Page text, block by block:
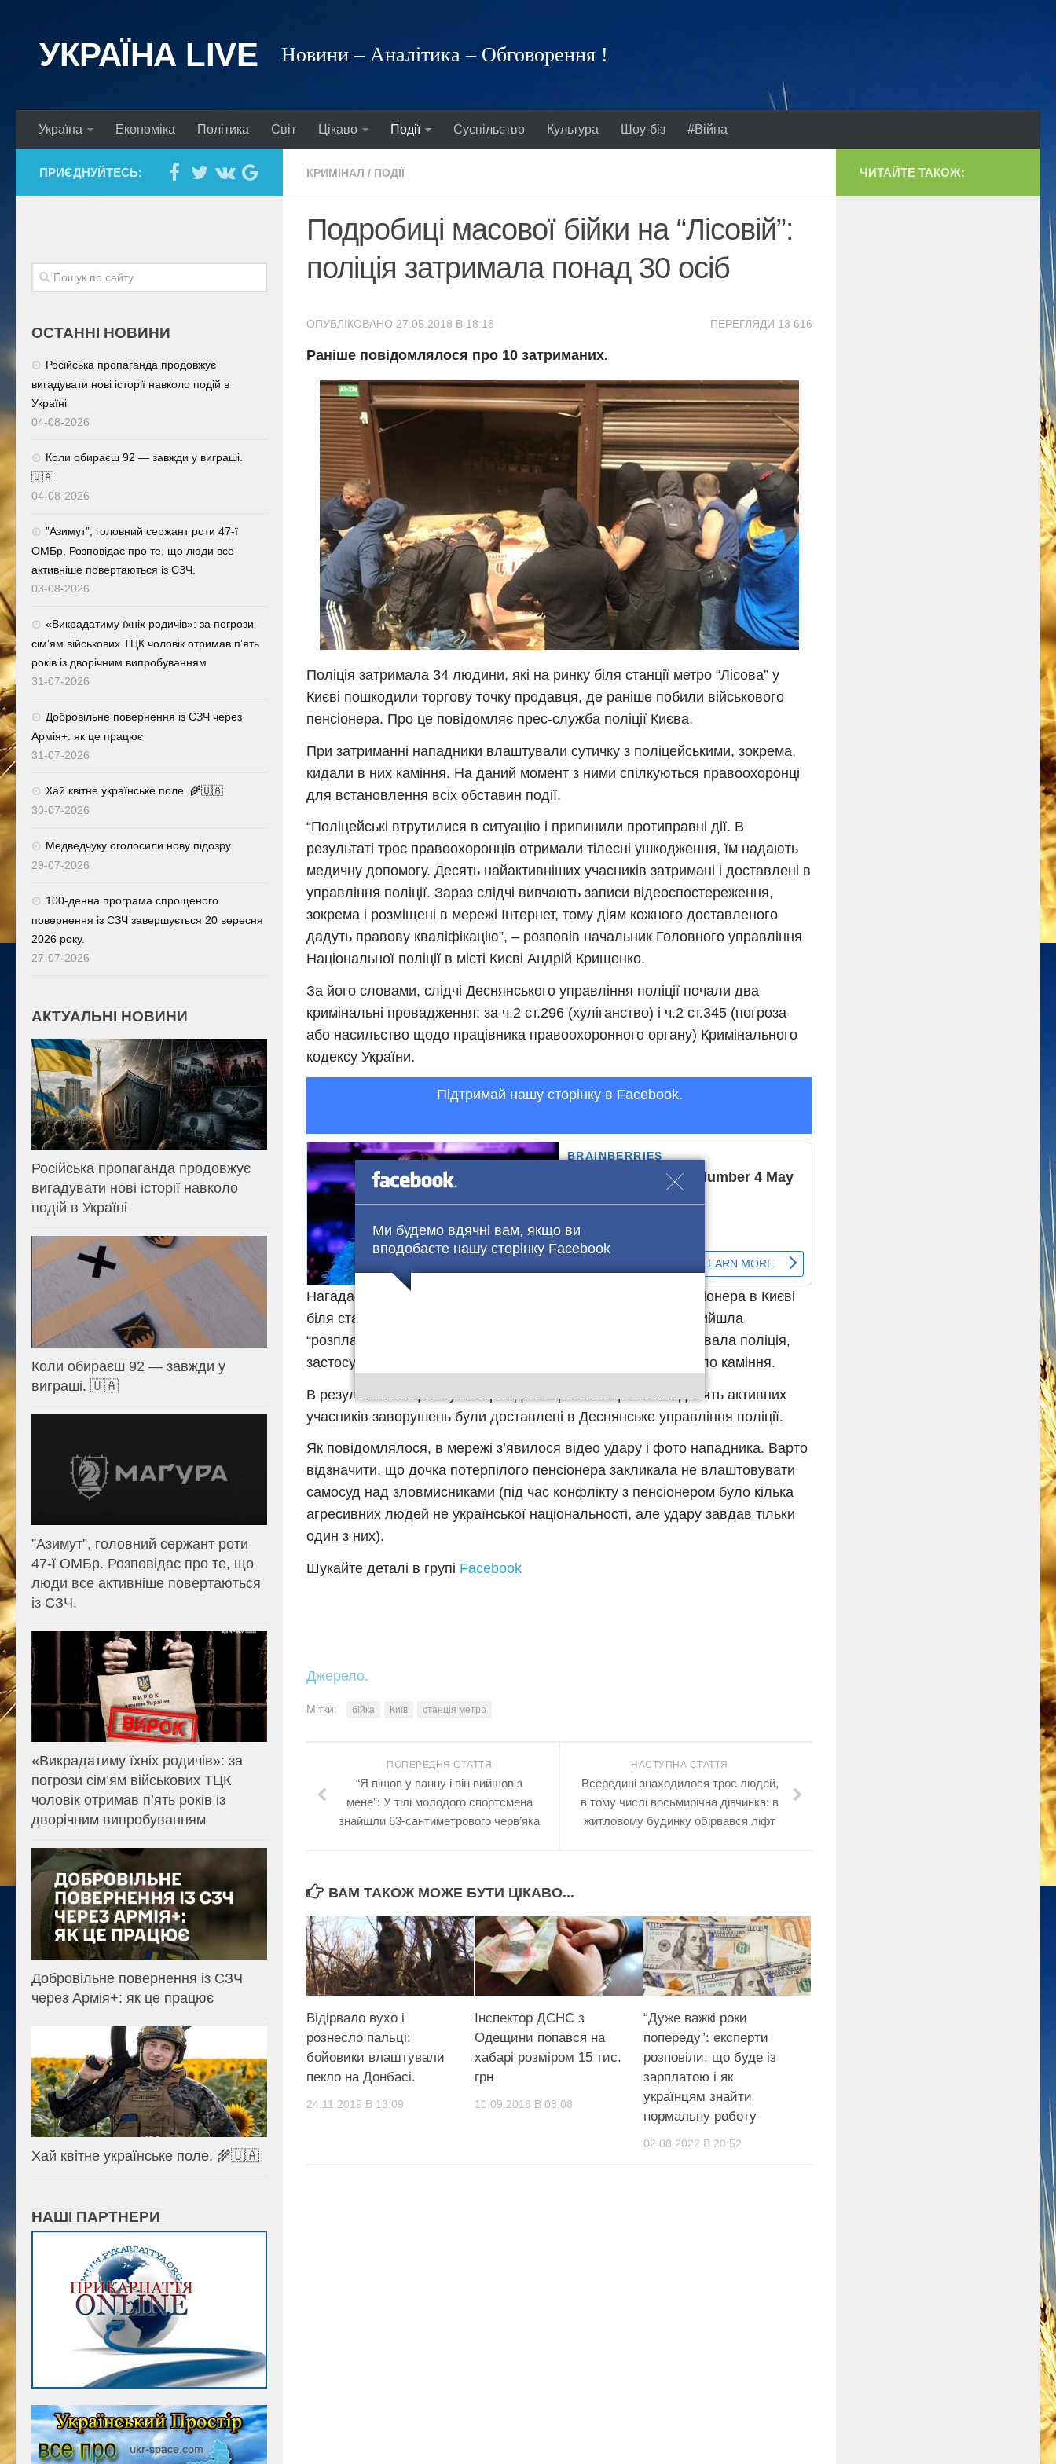
Ми будемо вдячні вам, якщо ви
вподобаєте нашу сторінку Facebook
УКРАЇНА LIVE Новини – Аналітика – Обговорення !
Україна Економіка Політика Світ Цікаво Події Суспільство Культура Шоу-біз #Війна
КРИМІНАЛ / ПОДІЇ
Подробиці масової бійки на “Лісовій”:
поліція затримала понад 30 осіб
ПЕРЕГЛЯДИ 13 616
ОПУБЛІКОВАНО 27.05.2018 В 18:18
Раніше повідомлялося про 10 затриманих.
Поліція затримала 34 людини, які на ринку біля станції метро “Лісова” у
Києві пошкодили торгову точку продавця, де раніше побили військового
пенсіонера. Про це повідомляє прес-служба поліції Києва.
При затриманні нападники влаштували сутичку з поліцейськими, зокрема,
кидали в них каміння. На даний момент з ними спілкуються правоохоронці
для встановлення всіх обставин події.
“Поліцейські втрутилися в ситуацію і припинили протиправні дії. В
результаті троє правоохоронців отримали тілесні ушкодження, їм надають
медичну допомогу. Десять найактивніших учасників затримані і доставлені в
управління поліції. Зараз слідчі вивчають записи відеоспостереження,
зокрема і розміщені в мережі Інтернет, тому діям кожного доставленого
дадуть правову кваліфікацію”, – розповів начальник Головного управління
Національної поліції в місті Києві Андрій Крищенко.
За його словами, слідчі Деснянського управління поліції почали два
кримінальні провадження: за ч.2 ст.296 (хуліганство) і ч.2 ст.345 (погроза
або насильство щодо працівника правоохоронного органу) Кримінального
кодексу України.
Підтримай нашу сторінку в Facebook.
Нагадаємо, що після інциденту з побиттям військового пенсіонера в Києві
біля станції метрополітену “Лісова”, кривдникам киянина прийшла
“розплата” – невідомі розгромили кіоски. На такі дії відреагувала поліція,
застосувавши газ, а у відповідь в бік правоохоронців полетіло каміння.
В результаті конфлікту постраждали троє поліцейських, десять активних
учасників заворушень були доставлені в Деснянське управління поліції.
Як повідомлялося, в мережі з’явилося відео удару і фото нападника. Варто
відзначити, що дочка потерпілого пенсіонера закликала не влаштовувати
самосуд над зловмисниками (під час конфлікту з пенсіонером було кілька
агресивних людей не української національності, але удару завдав тільки
один з них).
Шукайте деталі в групі Facebook
Джерело.
Мітки: бійка Київ станція метро
НАСТУПНА СТАТТЯ
Всередині знаходилося троє людей,
в тому числі восьмирічна дівчинка: в
житловому будинку обірвався ліфт
ПОПЕРЕДНЯ СТАТТЯ
“Я пішов у ванну і він вийшов з
мене”: У тілі молодого спортсмена
знайшли 63-сантиметрового черв’яка
ВАМ ТАКОЖ МОЖЕ БУТИ ЦІКАВО...
Відірвало вухо і
рознесло пальці:
бойовики влаштували
пекло на Донбасі.
24.11.2019 В 13:09
Інспектор ДСНС з
Одещини попався на
хабарі розміром 15 тис.
грн
10.09.2018 В 08:08
“Дуже важкі роки
попереду”: експерти
розповіли, що буде із
зарплатою і як
українцям знайти
нормальну роботу
02.08.2022 В 20:52
ПРИЄДНУЙТЕСЬ:
ОСТАННІ НОВИНИ
Російська пропаганда продовжує
вигадувати нові історії навколо подій в
Україні
04-08-2026
Коли обираєш 92 — завжди у виграші.
🇺🇦
04-08-2026
⁨”Азимут”, головний сержант роти 47-ї
ОМБр. Розповідає про те, що люди все
активніше повертаються із СЗЧ.
03-08-2026
«Викрадатиму їхніх родичів»: за погрози
сім’ям військових ТЦК чоловік отримав п’ять
років із дворічним випробуванням
31-07-2026
Добровільне повернення із СЗЧ через
Армія+: як це працює
31-07-2026
Хай квітне українське поле. 🌾🇺🇦
30-07-2026
Медведчуку оголосили нову підозру
29-07-2026
100-денна програма спрощеного
повернення із СЗЧ завершується 20 вересня
2026 року.
27-07-2026
АКТУАЛЬНІ НОВИНИ
Російська пропаганда продовжує
вигадувати нові історії навколо
подій в Україні
Коли обираєш 92 — завжди у
виграші. 🇺🇦
⁨”Азимут”, головний сержант роти
47-ї ОМБр. Розповідає про те, що
люди все активніше повертаються
із СЗЧ.
«Викрадатиму їхніх родичів»: за
погрози сім’ям військових ТЦК
чоловік отримав п’ять років із
дворічним випробуванням
Добровільне повернення із СЗЧ
через Армія+: як це працює
Хай квітне українське поле. 🌾🇺🇦
НАШІ ПАРТНЕРИ
ЧИТАЙТЕ ТАКОЖ: